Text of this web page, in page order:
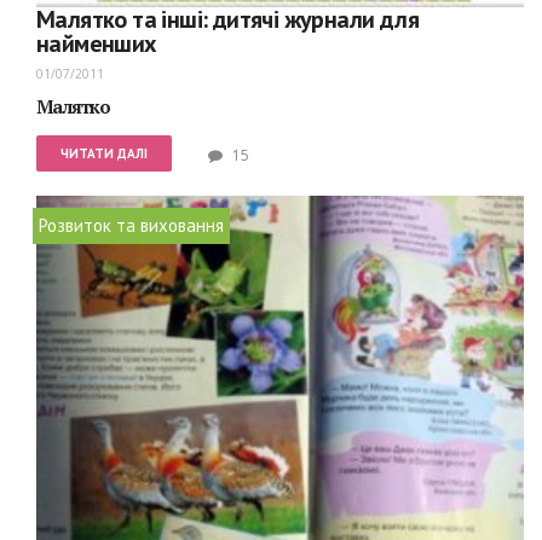
Малятко та інші: дитячі журнали для
найменших
01/07/2011
Малятко
ЧИТАТИ ДАЛІ 15
Розвиток та виховання